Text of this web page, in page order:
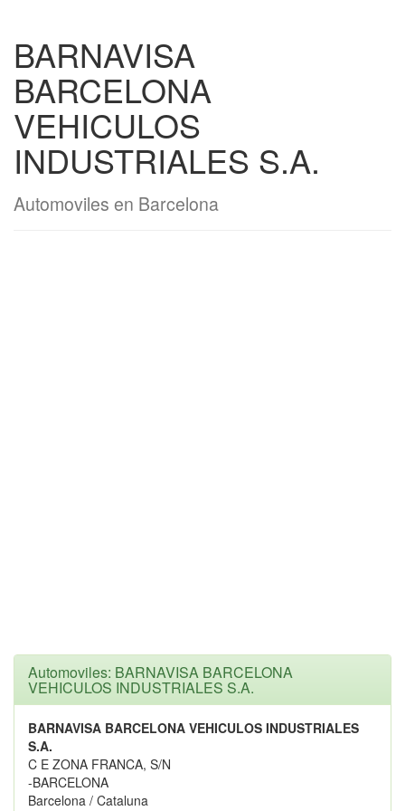
BARNAVISA
BARCELONA
VEHICULOS
INDUSTRIALES S.A.
Automoviles en Barcelona
Automoviles: BARNAVISA BARCELONA
VEHICULOS INDUSTRIALES S.A.
BARNAVISA BARCELONA VEHICULOS INDUSTRIALES
S.A.
C E ZONA FRANCA, S/N
-BARCELONA
Barcelona / Cataluna